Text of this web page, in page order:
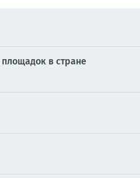
площадок в стране